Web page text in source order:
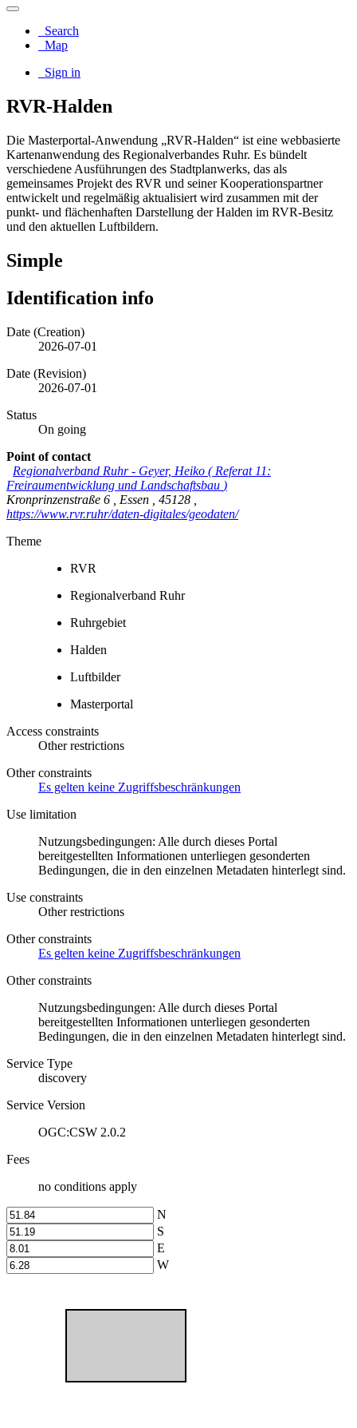
Search
Map
Sign in
RVR-Halden
Die Masterportal-Anwendung „RVR-Halden“ ist eine webbasierte
Kartenanwendung des Regionalverbandes Ruhr. Es bündelt
verschiedene Ausführungen des Stadtplanwerks, das als
gemeinsames Projekt des RVR und seiner Kooperationspartner
entwickelt und regelmäßig aktualisiert wird zusammen mit der
punkt- und flächenhaften Darstellung der Halden im RVR-Besitz
und den aktuellen Luftbildern.
Simple
Identification info
Date (Creation)
2026-07-01
Date (Revision)
2026-07-01
Status
On going
Point of contact
Regionalverband Ruhr- Geyer, Heiko ( Referat 11:
Freiraumentwicklung und Landschaftsbau )
Kronprinzenstraße 6
Essen 45128
https://www.rvr.ruhr/daten-digitales/geodaten/
Theme
RVR
Regionalverband Ruhr
Ruhrgebiet
Halden
Luftbilder
Masterportal
Access constraints
Other restrictions
Other constraints
Es gelten keine Zugriffsbeschränkungen
Use limitation
Nutzungsbedingungen: Alle durch dieses Portal
bereitgestellten Informationen unterliegen gesonderten
Bedingungen, die in den einzelnen Metadaten hinterlegt sind.
Use constraints
Other restrictions
Other constraints
Es gelten keine Zugriffsbeschränkungen
Other constraints
Nutzungsbedingungen: Alle durch dieses Portal
bereitgestellten Informationen unterliegen gesonderten
Bedingungen, die in den einzelnen Metadaten hinterlegt sind.
Service Type
discovery
Service Version
OGC:CSW 2.0.2
Fees
no conditions apply
N
S
E
W